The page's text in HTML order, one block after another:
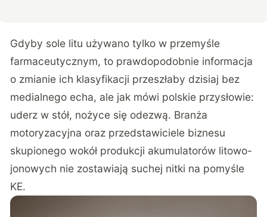
Gdyby sole litu używano tylko w przemyśle
farmaceutycznym, to prawdopodobnie informacja
o zmianie ich klasyfikacji przeszłaby dzisiaj bez
medialnego echa, ale jak mówi polskie przysłowie:
uderz w stół, nożyce się odezwą. Branża
motoryzacyjna oraz przedstawiciele biznesu
skupionego wokół produkcji akumulatorów litowo-
jonowych nie zostawiają suchej nitki na pomyśle
KE.